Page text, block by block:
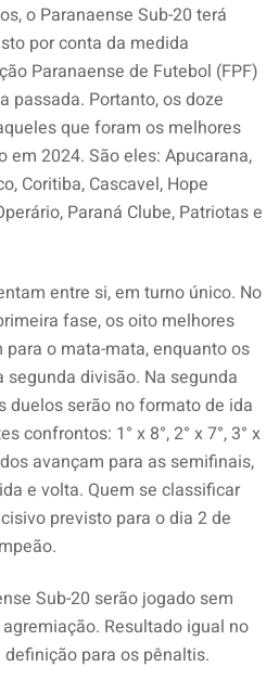
o Paranaense Sub-20 terá
por conta da medida
Paranaense de Futebol (FPF)
passada. Portanto, os doze
que foram os melhores
em 2024. São eles: Apucarana,
Coritiba, Cascavel, Hope
Paraná Clube, Patriotas e
entre si, em turno único. No
fase, os oito melhores
o mata-mata, enquanto os
divisão. Na segunda
duelos serão no formato de ida
confrontos: 1° x 8°, 2° x 7°, 3° x
avançam para as semifinais,
e volta. Quem se classificar
previsto para o dia 2 de
Sub-20 serão jogado sem
Resultado igual no
para os pênaltis.